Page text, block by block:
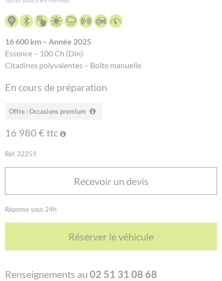
16 600 km – Année 2025
Essence – 100 Ch (Din)
Citadines polyvalentes – Boîte manuelle
En cours de préparation
Offre : Occasions premium
16 980 € ttc
Réf. 32259
Recevoir un devis
Réponse sous 24h
Réserver le véhicule
Renseignements au 02 51 31 08 68